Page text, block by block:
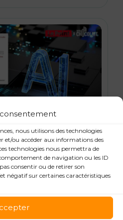
nous utilisons des technologies
et/ou accéder aux informations des
technologies nous permettra de
de navigation ou les ID
consentir ou de retirer son
négatif sur certaines caractéristiques
des leaders de la
Le Point